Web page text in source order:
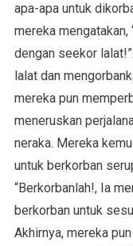
apa-apa untuk
mereka mengatakan,
dengan seekor
lalat dan
mereka pun
meneruskan
neraka. Mereka
untuk berkorban
“Berkorbanlah!, Ia
berkorban untuk
Akhirnya, mereka